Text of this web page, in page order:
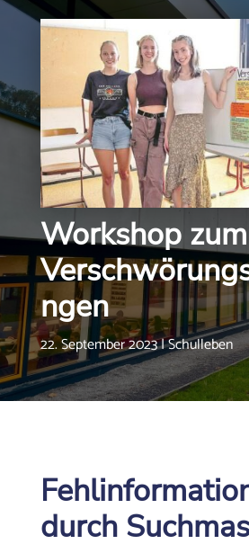
Workshop
ngen
22. September 2023|Schulleben
durch